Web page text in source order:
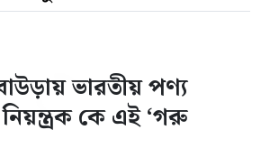
ভারতীয় পণ্য
কে এই ‘গরু